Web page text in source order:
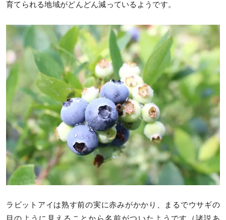
育てられる地域がどんどん減っているようです。
ラビットアイは熟す前の実に赤みがかかり、まるでウサギの